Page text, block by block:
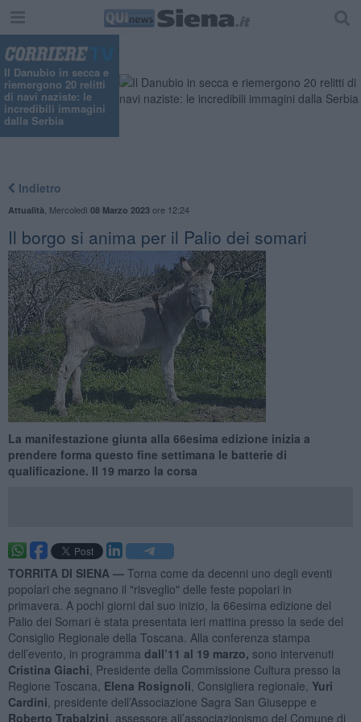
Il Danubio in secca e
riemergono 20 relitti
di navi naziste: le
incredibili immagini
dalla Serbia
Indietro
Attualità Mercoledì 08 Marzo 2023ore 12:24
Il borgo si anima per il Palio dei somari
La manifestazione giunta alla 66esima edizione inizia a
prendere forma questo fine settimana le batterie di
qualificazione. Il 19 marzo la corsa
TORRITA DI SIENA — Torna come da decenni uno degli eventi
popolari che segnano il "risveglio" delle feste popolari in
primavera. A pochi giorni dal suo inizio, la 66esima edizione del
Palio dei Somari è stata presentata ieri mattina presso la sede del
Consiglio Regionale della Toscana. Alla conferenza stampa
dell’evento, in programma dall’11 al 19 marzo, sono intervenuti
Cristina Giachi , Presidente della Commissione Cultura presso la
Regione Toscana, Elena Rosignoli , Consigliera regionale, Yuri
Cardini , presidente dell’Associazione Sagra San Giuseppe e
Roberto Trabalzini , assessore all’associazionismo del Comune di